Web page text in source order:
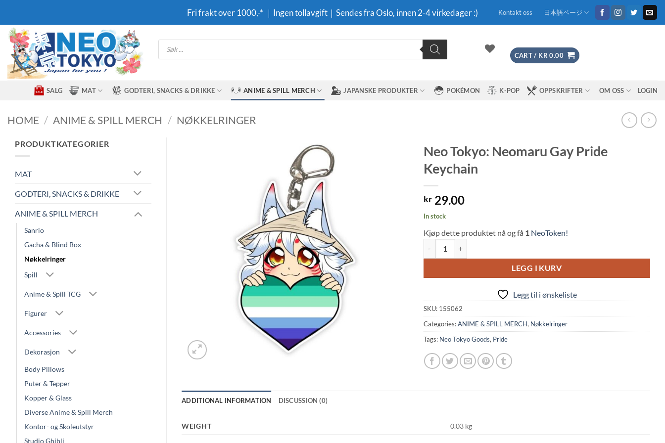
content
Fri frakt over 1000,-* ｜Ingen tollavgift｜Sendes fra Oslo, innen 2-4 virkedager :) Kontakt oss 日本語ページ
Products
search
CART / KR 0.00
SALG MAT GODTERI, SNACKS & DRIKKE ANIME & SPILL MERCH JAPANSKE PRODUKTER POKÉMON K-POP OPPSKRIFTER OM OSS LOGIN
HOME / ANIME & SPILL MERCH / NØKKELRINGER
PRODUKTKATEGORIER
MAT
GODTERI, SNACKS & DRIKKE
ANIME & SPILL MERCH
Sanrio
Gacha & Blind Box
Nøkkelringer
Spill
Anime & Spill TCG
Figurer
Accessories
Dekorasjon
Body Pillows
Puter & Tepper
Kopper & Glass
Diverse Anime & Spill Merch
Kontor- og Skoleutstyr
Studio Ghibli
Neo Tokyo: Neomaru Gay Pride
Keychain
kr29.00
In stock
Kjøp dette produktet nå og få 1 NeoToken!
LEGG I KURV
Legg til i ønskeliste
SKU: 155062
Categories:ANIME & SPILL MERCH, Nøkkelringer
Tags: Neo Tokyo Goods, Pride
ADDITIONAL INFORMATION DISCUSSION (0)
WEIGHT 0.03 kg